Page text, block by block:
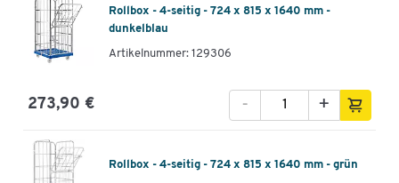
Rollbox - 4-seitig - 724 x 815 x 1640 mm -
dunkelblau
Artikelnummer: 129306
273,90 € +
-
Rollbox - 4-seitig - 724 x 815 x 1640 mm - grün